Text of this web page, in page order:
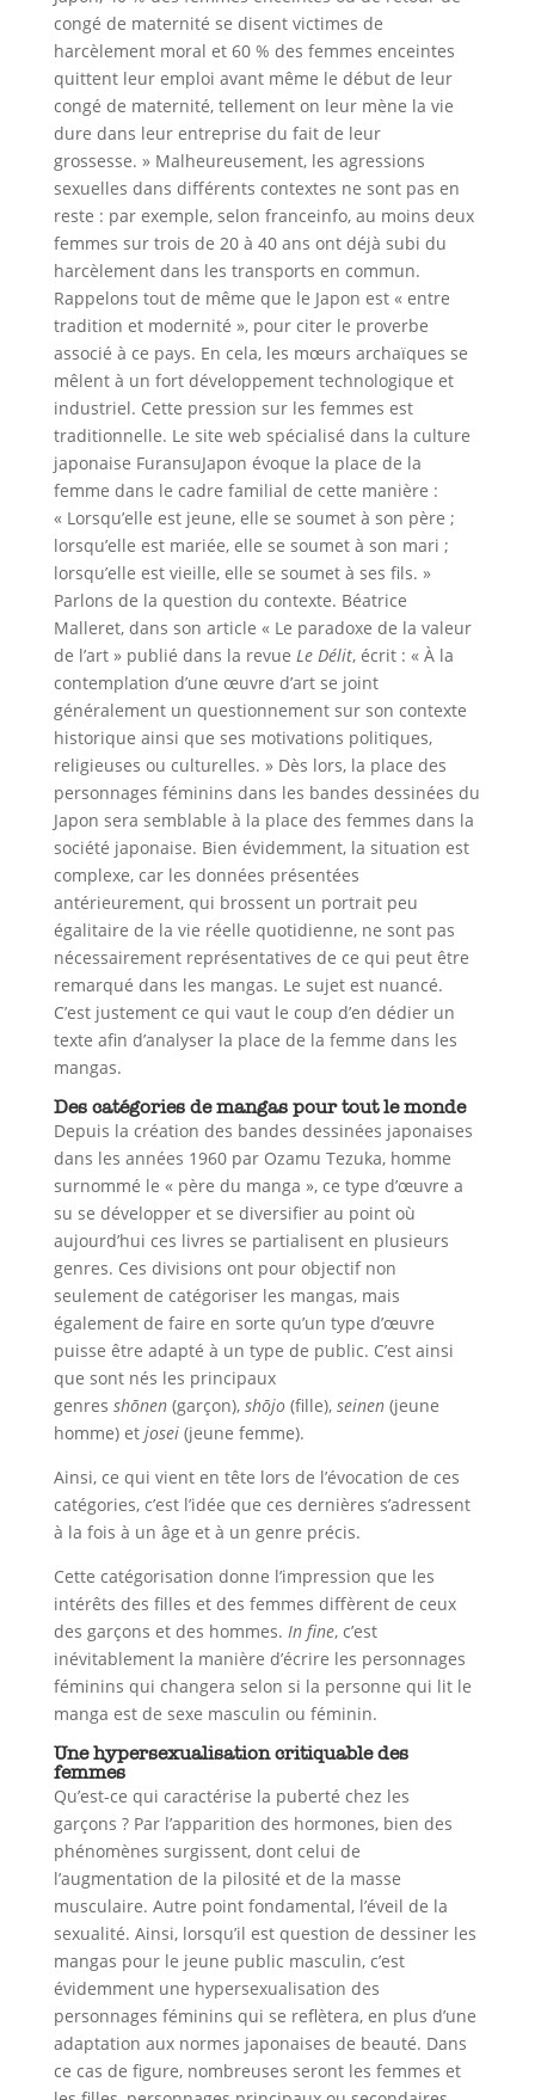
congé de maternité se disent victimes de
harcèlement moral et 60 % des femmes enceintes
quittent leur emploi avant même le début de leur
congé de maternité, tellement on leur mène la vie
dure dans leur entreprise du fait de leur
grossesse. » Malheureusement, les agressions
sexuelles dans différents contextes ne sont pas en
reste : par exemple, selon franceinfo, au moins deux
femmes sur trois de 20 à 40 ans ont déjà subi du
harcèlement dans les transports en commun.
Rappelons tout de même que le Japon est « entre
tradition et modernité », pour citer le proverbe
associé à ce pays. En cela, les mœurs archaïques se
mêlent à un fort développement technologique et
industriel. Cette pression sur les femmes est
traditionnelle. Le site web spécialisé dans la culture
japonaise FuransuJapon évoque la place de la
femme dans le cadre familial de cette manière :
« Lorsqu’elle est jeune, elle se soumet à son père ;
lorsqu’elle est mariée, elle se soumet à son mari ;
lorsqu’elle est vieille, elle se soumet à ses fils. »
Parlons de la question du contexte. Béatrice
Malleret, dans son article « Le paradoxe de la valeur
de l’art » publié dans la revue Le Délit, écrit : « À la
contemplation d’une œuvre d’art se joint
généralement un questionnement sur son contexte
historique ainsi que ses motivations politiques,
religieuses ou culturelles. » Dès lors, la place des
personnages féminins dans les bandes dessinées du
Japon sera semblable à la place des femmes dans la
société japonaise. Bien évidemment, la situation est
complexe, car les données présentées
antérieurement, qui brossent un portrait peu
égalitaire de la vie réelle quotidienne, ne sont pas
nécessairement représentatives de ce qui peut être
remarqué dans les mangas. Le sujet est nuancé.
C’est justement ce qui vaut le coup d’en dédier un
texte afin d’analyser la place de la femme dans les
mangas.
Des catégories de mangas pour tout le monde
Depuis la création des bandes dessinées japonaises
dans les années 1960 par Ozamu Tezuka, homme
surnommé le « père du manga », ce type d’œuvre a
su se développer et se diversifier au point où
aujourd’hui ces livres se partialisent en plusieurs
genres. Ces divisions ont pour objectif non
seulement de catégoriser les mangas, mais
également de faire en sorte qu’un type d’œuvre
puisse être adapté à un type de public. C’est ainsi
que sont nés les principaux
genres shōnen(garçon), shōjo(fille), seinen(jeune
homme) et josei(jeune femme).
Ainsi, ce qui vient en tête lors de l’évocation de ces
catégories, c’est l’idée que ces dernières s’adressent
à la fois à un âge et à un genre précis.
Cette catégorisation donne l’impression que les
intérêts des filles et des femmes diffèrent de ceux
des garçons et des hommes. In fine, c’est
inévitablement la manière d’écrire les personnages
féminins qui changera selon si la personne qui lit le
manga est de sexe masculin ou féminin.
Une hypersexualisation critiquable des
femmes
Qu’est-ce qui caractérise la puberté chez les
garçons ? Par l’apparition des hormones, bien des
phénomènes surgissent, dont celui de
l’augmentation de la pilosité et de la masse
musculaire. Autre point fondamental, l’éveil de la
sexualité. Ainsi, lorsqu’il est question de dessiner les
mangas pour le jeune public masculin, c’est
évidemment une hypersexualisation des
personnages féminins qui se reflètera, en plus d’une
adaptation aux normes japonaises de beauté. Dans
ce cas de figure, nombreuses seront les femmes et